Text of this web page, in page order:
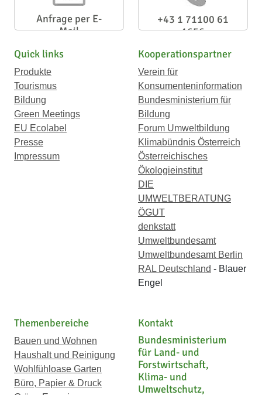
Anfrage per E-
Mail
+43 1 71100 61
1656
Quick links
Produkte
Tourismus
Bildung
Green Meetings
EU Ecolabel
Presse
Impressum
Kooperationspartner
Verein für
Konsumenteninformation
Bundesministerium für
Bildung
Forum Umweltbildung
Klimabündnis Österreich
Österreichisches
Ökologieinstitut
DIE
UMWELTBERATUNG
ÖGUT
denkstatt
Umweltbundesamt
Umweltbundesamt Berlin
RAL Deutschland - Blauer
Engel
Themenbereiche
Bauen und Wohnen
Haushalt und Reinigung
Wohlfühloase Garten
Büro, Papier & Druck
Kontakt
Bundesministerium
für Land- und
Forstwirtschaft,
Klima- und
Umweltschutz,